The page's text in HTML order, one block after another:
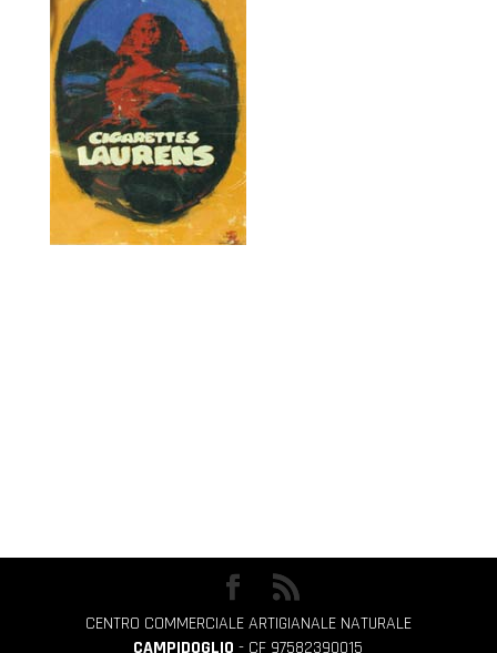
CENTRO COMMERCIALE ARTIGIANALE NATURALE
CAMPIDOGLIO - CF 97582390015